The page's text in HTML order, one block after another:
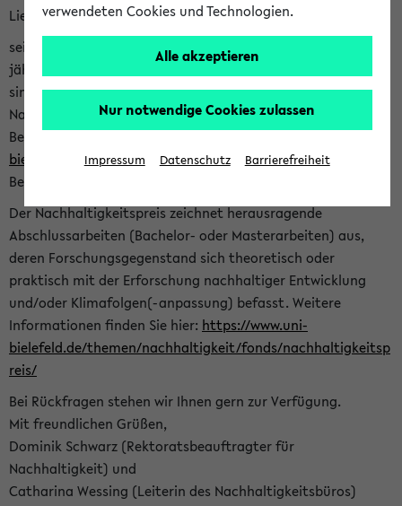
Liebe Studierende,
seit 2023 verleiht das Rektorat der Universität Bielefeld
jährlich den Nachhaltigkeitspreis für Abschlussarbeiten. Sie
sind herzlich eingeladen sich mit Ihrer Abschlussarbeit beim
Nachhaltigkeitsbüro zu bewerben. Bitte nutzen Sie für Ihre
Bewerbung dieses Formular<https://formulare.uni-
bielefeld.de/frontend-server/form/provide/913/>. Die
Bewerbungsfrist endet am 30.09.2026.
Der Nachhaltigkeitspreis zeichnet herausragende
Abschlussarbeiten (Bachelor- oder Masterarbeiten) aus,
deren Forschungsgegenstand sich theoretisch oder
praktisch mit der Erforschung nachhaltiger Entwicklung
und/oder Klimafolgen(-anpassung) befasst. Weitere
Informationen finden Sie hier: https://www.uni-
bielefeld.de/themen/nachhaltigkeit/fonds/nachhaltigkeitsp
reis/
Bei Rückfragen stehen wir Ihnen gern zur Verfügung.
Mit freundlichen Grüßen,
Dominik Schwarz (Rektoratsbeauftragter für
Nachhaltigkeit) und
Catharina Wessing (Leiterin des Nachhaltigkeitsbüros)
verwendeten Cookies und Technologien.
Alle akzeptieren
Nur notwendige Cookies zulassen
Impressum Datenschutz Barrierefreiheit